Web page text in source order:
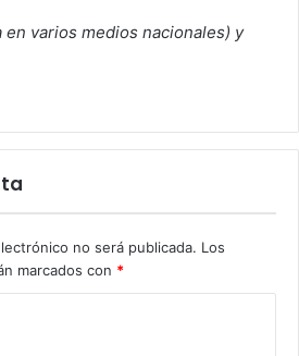
varios medios nacionales) y
no será publicada. Los
marcados con *